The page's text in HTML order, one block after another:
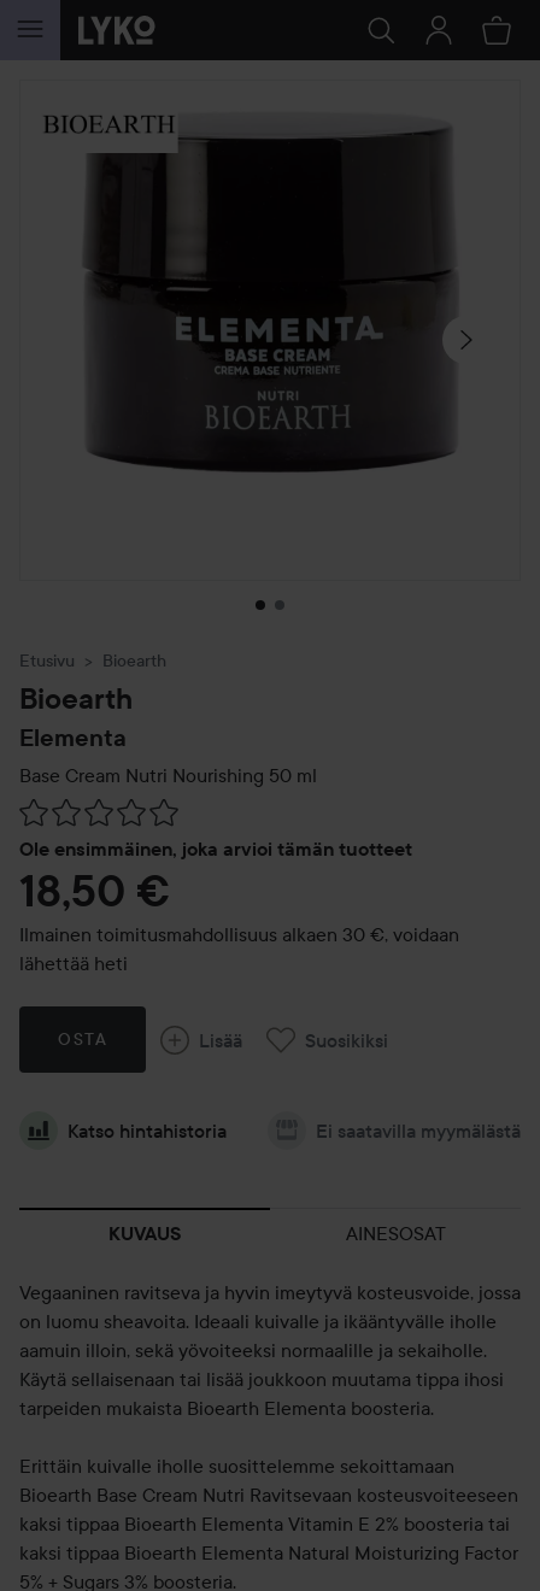
SIIRTYÄ JHK SISÄLTÖÖN
OHITA OSIO
Etusivu Bioearth
Bioearth
Elementa
Base Cream Nutri Nourishing 50 ml
Ole ensimmäinen, joka arvioi tämän tuotteet
Siirtyä jhk Arvosana & kommentit
18,50 €
Ilmainen toimitusmahdollisuus alkaen 30 €, voidaan
lähettää heti
OSTA Lisää Suosikiksi
Katso hintahistoria Ei saatavilla myymälästä
KUVAUS AINESOSAT
Vegaaninen ravitseva ja hyvin imeytyvä kosteusvoide, jossa
on luomu sheavoita. Ideaali kuivalle ja ikääntyvälle iholle
aamuin illoin, sekä yövoiteeksi normaalille ja sekaiholle.
Käytä sellaisenaan tai lisää joukkoon muutama tippa ihosi
tarpeiden mukaista Bioearth Elementa boosteria.
Erittäin kuivalle iholle suosittelemme sekoittamaan
Bioearth Base Cream Nutri Ravitsevaan kosteusvoiteeseen
kaksi tippaa Bioearth Elementa Vitamin E 2% boosteria tai
kaksi tippaa Bioearth Elementa Natural Moisturizing Factor
5% + Sugars 3% boosteria.